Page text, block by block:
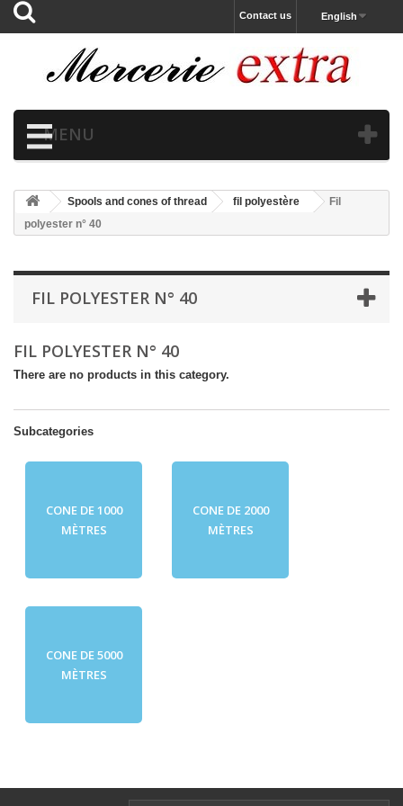
English
Contact us
MENU
Spools and cones of thread fil polyestère
Fil
polyester n° 40
FIL POLYESTER N° 40
FIL POLYESTER N° 40
There are no products in this category.
Subcategories
CONE DE 1000
MÈTRES
CONE DE 2000
MÈTRES
CONE DE 5000
MÈTRES